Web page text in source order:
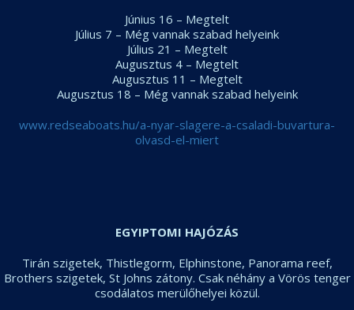
Június 16 – Megtelt
Július 7 – Még vannak szabad helyeink
Július 21 – Megtelt
Augusztus 4 – Megtelt
Augusztus 11 – Megtelt
Augusztus 18 – Még vannak szabad helyeink
www.redseaboats.hu/a-nyar-slagere-a-csaladi-buvartura-
olvasd-el-miert
EGYIPTOMI HAJÓZÁS
Tirán szigetek, Thistlegorm, Elphinstone, Panorama reef,
Brothers szigetek, St Johns zátony. Csak néhány a Vörös tenger
csodálatos merülőhelyei közül.